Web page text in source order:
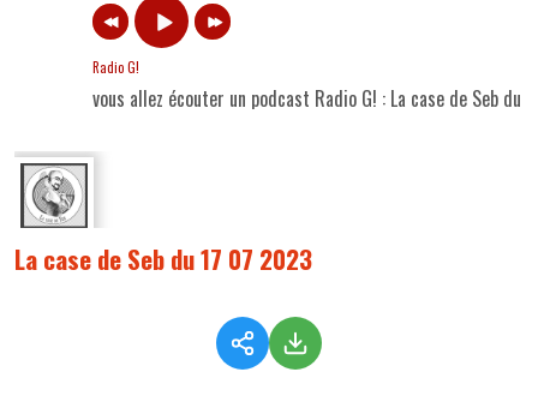
Radio G!
vous allez écouter un podcast Radio G! : La case de Seb du
La case de Seb du 17 07 2023